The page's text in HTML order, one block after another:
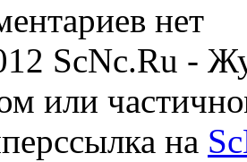
нет
ScNc.Ru -
или
на